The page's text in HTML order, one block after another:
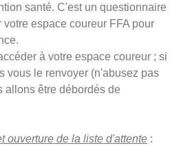
santé. C'est un questionnaire
votre espace coureur FFA pour
à votre espace coureur ; si
vous le renvoyer (n'abusez pas
allons être débordés de
ouverture de la liste d'attente :